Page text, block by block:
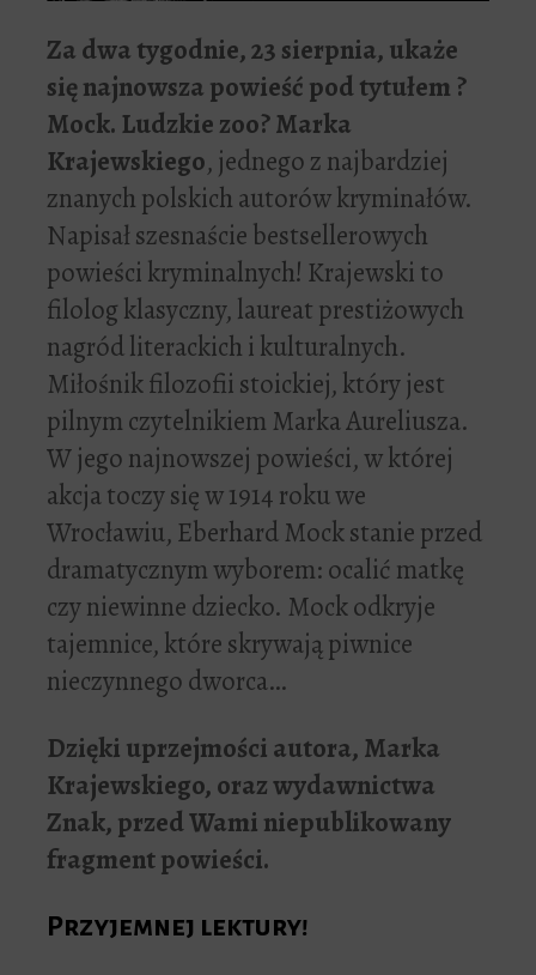
Za dwa tygodnie, 23 sierpnia, ukaże
się najnowsza powieść pod tytułem ?
Mock. Ludzkie zoo? Marka
Krajewskiego, jednego z najbardziej
znanych polskich autorów kryminałów.
Napisał szesnaście bestsellerowych
powieści kryminalnych! Krajewski to
filolog klasyczny, laureat prestiżowych
nagród literackich i kulturalnych.
Miłośnik filozofii stoickiej, który jest
pilnym czytelnikiem Marka Aureliusza.
W jego najnowszej powieści, w której
akcja toczy się w 1914 roku we
Wrocławiu, Eberhard Mock stanie przed
dramatycznym wyborem: ocalić matkę
czy niewinne dziecko. Mock odkryje
tajemnice, które skrywają piwnice
nieczynnego dworca…
Dzięki uprzejmości autora, Marka
Krajewskiego, oraz wydawnictwa
Znak, przed Wami niepublikowany
fragment powieści.
Przyjemnej lektury!